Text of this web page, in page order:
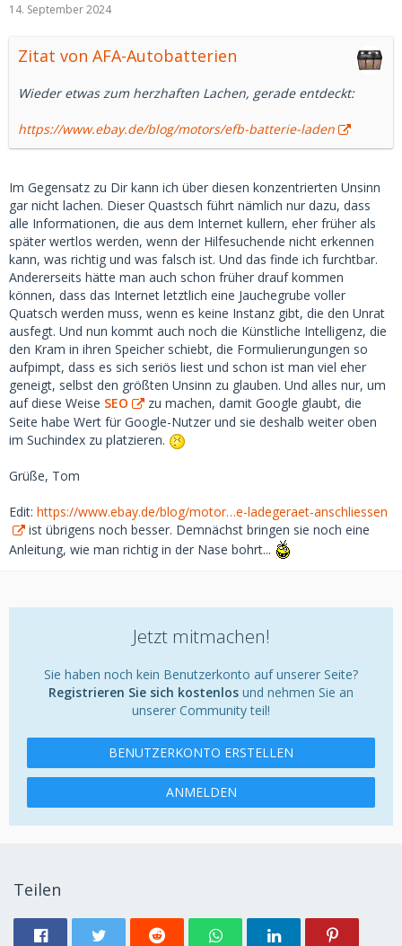
14. September 2024
Zitat von AFA-Autobatterien
Wieder etwas zum herzhaften Lachen, gerade entdeckt:
https://www.ebay.de/blog/motors/efb-batterie-laden
Im Gegensatz zu Dir kann ich über diesen konzentrierten Unsinn
gar nicht lachen. Dieser Quastsch führt nämlich nur dazu, dass
alle Informationen, die aus dem Internet kullern, eher früher als
später wertlos werden, wenn der Hilfesuchende nicht erkennen
kann, was richtig und was falsch ist. Und das finde ich furchtbar.
Andererseits hätte man auch schon früher drauf kommen
können, dass das Internet letztlich eine Jauchegrube voller
Quatsch werden muss, wenn es keine Instanz gibt, die den Unrat
ausfegt. Und nun kommt auch noch die Künstliche Intelligenz, die
den Kram in ihren Speicher schiebt, die Formulierungungen so
aufpimpt, dass es sich seriös liest und schon ist man viel eher
geneigt, selbst den größten Unsinn zu glauben. Und alles nur, um
auf diese Weise SEO
zu machen, damit Google glaubt, die
Seite habe Wert für Google-Nutzer und sie deshalb weiter oben
im Suchindex zu platzieren.
Grüße, Tom
Edit: https://www.ebay.de/blog/motor…e-ladegeraet-anschliessen
ist übrigens noch besser. Demnächst bringen sie noch eine
Anleitung, wie man richtig in der Nase bohrt...
Jetzt mitmachen!
Sie haben noch kein Benutzerkonto auf unserer Seite?
Registrieren Sie sich kostenlos und nehmen Sie an
unserer Community teil!
BENUTZERKONTO ERSTELLEN
ANMELDEN
Teilen